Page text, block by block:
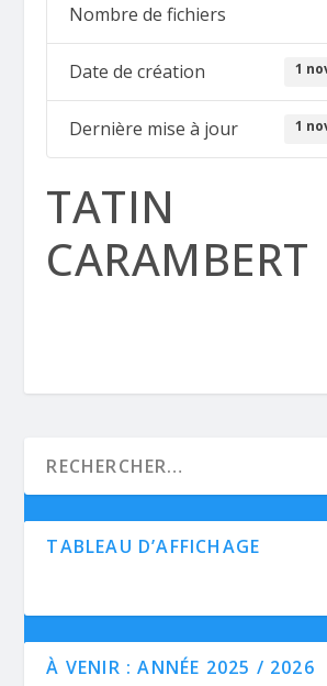
Nombre de fichiers
Date de création 1
Dernière mise à jour 1
TATIN
CARAMBERT
TABLEAU D’AFFICHAGE
À VENIR : ANNÉE 2025 / 2026